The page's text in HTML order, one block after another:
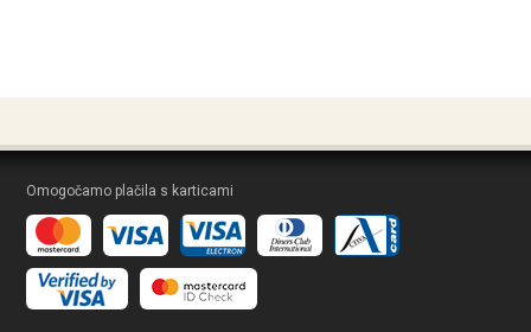
Omogočamo plačila s karticami